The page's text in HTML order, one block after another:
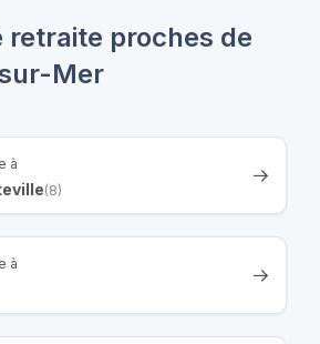
retraite proches de
Mer
à
(8)
à